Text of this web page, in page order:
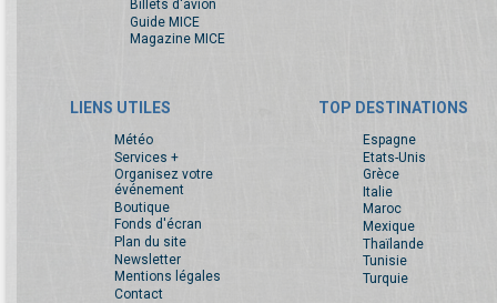
Billets d'avion
Guide MICE
Magazine MICE
LIENS UTILES
Météo
Services +
Organisez votre
événement
Boutique
Fonds d'écran
Plan du site
Newsletter
Mentions légales
Contact
TOP DESTINATIONS
Espagne
Etats-Unis
Grèce
Italie
Maroc
Mexique
Thaïlande
Tunisie
Turquie